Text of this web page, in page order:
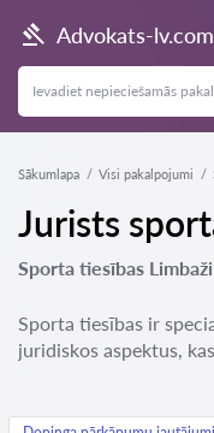
Advokats-lv.com
Sākumlapa Visi pakalpojumi
Jurists
Sporta tiesības
Sporta tiesības ir
juridiskos aspektus,